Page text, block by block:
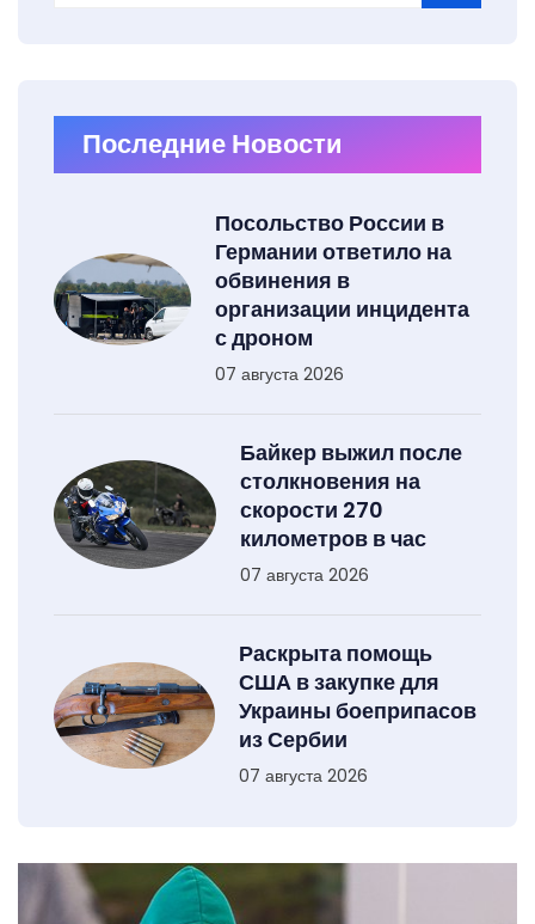
Последние Новости
Посольство России в
Германии ответило на
обвинения в
организации инцидента
с дроном
07 августа 2026
Байкер выжил после
столкновения на
скорости 270
километров в час
07 августа 2026
Раскрыта помощь
США в закупке для
Украины боеприпасов
из Сербии
07 августа 2026